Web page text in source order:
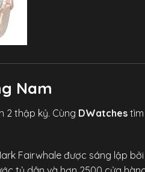
Nam
2 thập kỷ. Cùng DWatches
Fairwhale được sáng lập